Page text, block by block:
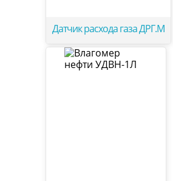
Датчик расхода газа ДРГ.М